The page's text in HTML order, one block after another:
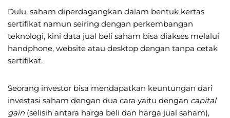
Dulu, saham diperdagangkan dalam bentuk kertas
sertifikat namun seiring dengan perkembangan
teknologi, kini data jual beli saham bisa diakses melalui
handphone, website atau desktop dengan tanpa cetak
sertifikat.
Seorang investor bisa mendapatkan keuntungan dari
investasi saham dengan dua cara yaitu dengan capital
gain (selisih antara harga beli dan harga jual saham),